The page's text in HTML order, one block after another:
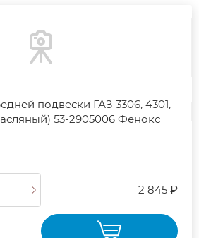
подвески ГАЗ 3306, 4301,
53-2905006 Фенокс
2 845 ₽